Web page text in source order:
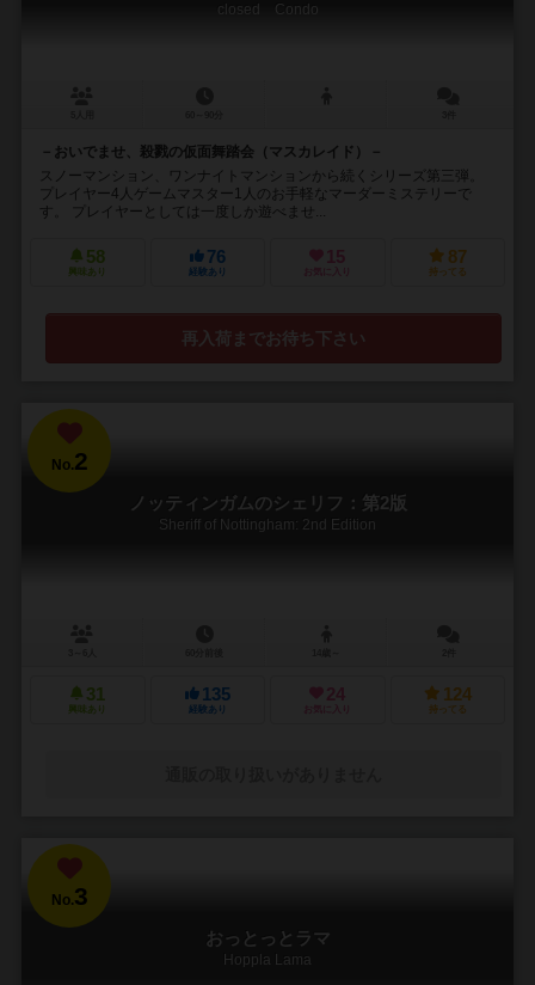
closed Condo
－おいでませ、殺戮の仮面舞踏会（マスカレイド）－
スノーマンション、ワンナイトマンションから続くシリーズ第三弾。
プレイヤー4人ゲームマスター1人のお手軽なマーダーミステリーで
す。 プレイヤーとしては一度しか遊べませ...
58
興味あり
76
経験あり
15
お気に入り
87
持ってる
再入荷までお待ち下さい
No.2
ノッティンガムのシェリフ：第2版
Sheriff of Nottingham: 2nd Edition
31
興味あり
135
経験あり
24
お気に入り
124
持ってる
No.3
おっとっとラマ
Hoppla Lama